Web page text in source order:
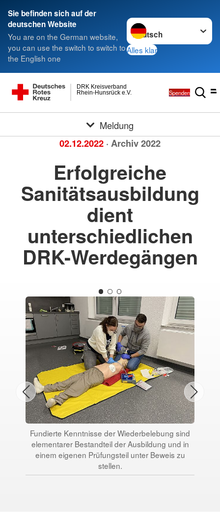
Sie befinden sich auf der
deutschen Website
You are on the German website,
you can use the switch to switch to
the English one
Sprache wechseln zu
Alles klar
Rhein-Hunsrück e.V.
DRK Kreisverband
Spenden
Meldung
02.12.2022 · Archiv 2022
Erfolgreiche
Sanitätsausbildung
dient
unterschiedlichen
DRK-Werdegängen
Fundierte Kenntnisse der Wiederbelebung sind
elementarer Bestandteil der Ausbildung und in
einem eigenen Prüfungsteil unter Beweis zu
stellen.